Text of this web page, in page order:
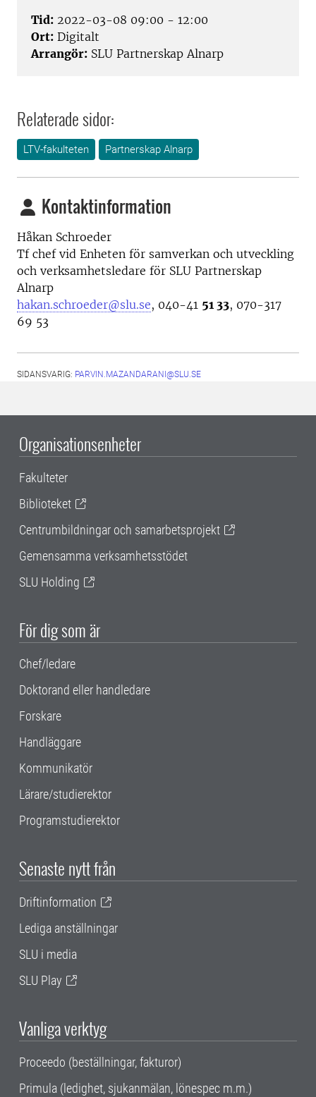
Tid: 2022-03-08 09:00 - 12:00
Ort: Digitalt
Arrangör: SLU Partnerskap Alnarp
Relaterade sidor:
LTV-fakulteten Partnerskap Alnarp
Kontaktinformation
Håkan Schroeder
Tf chef vid Enheten för samverkan och utveckling
och verksamhetsledare för SLU Partnerskap
Alnarp
hakan.schroeder@slu.se, 040-41 51 33, 070-317
69 53
SIDANSVARIG: PARVIN.MAZANDARANI@SLU.SE
Organisationsenheter
Fakulteter
Biblioteket
Centrumbildningar och samarbetsprojekt
Gemensamma verksamhetsstödet
SLU Holding
För dig som är
Chef/ledare
Doktorand eller handledare
Forskare
Handläggare
Kommunikatör
Lärare/studierektor
Programstudierektor
Senaste nytt från
Driftinformation
Lediga anställningar
SLU i media
SLU Play
Vanliga verktyg
Proceedo (beställningar, fakturor)
Primula (ledighet, sjukanmälan, lönespec m.m.)